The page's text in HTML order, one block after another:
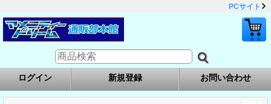
PCサイト
ログイン 新規登録 お問い合わせ